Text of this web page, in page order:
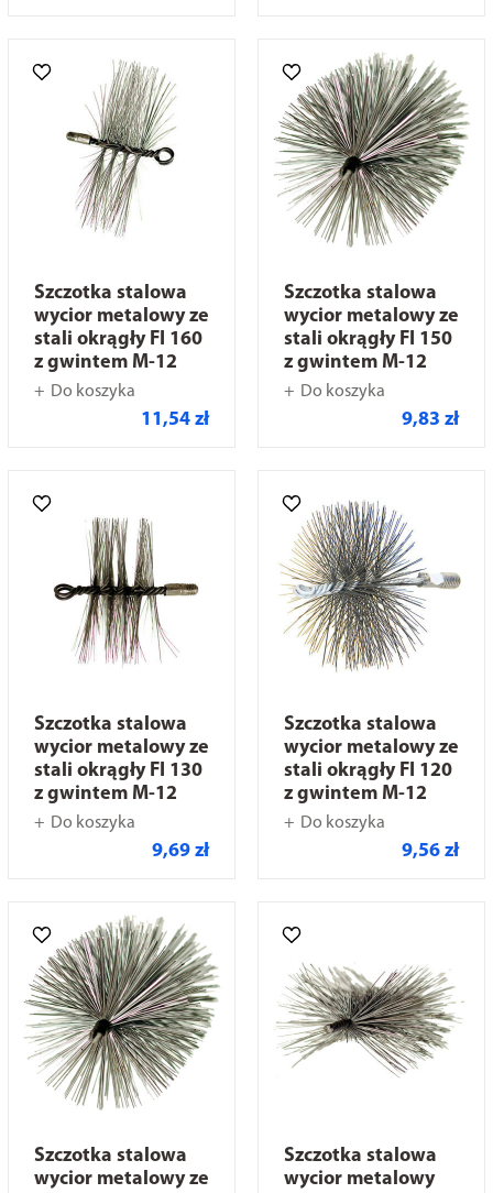
Szczotka stalowa
wycior metalowy ze
stali okrągły FI 160
z gwintem M-12
Do koszyka
11,54 zł
Szczotka stalowa
wycior metalowy ze
stali okrągły FI 150
z gwintem M-12
Do koszyka
9,83 zł
Szczotka stalowa
wycior metalowy ze
stali okrągły FI 130
z gwintem M-12
Do koszyka
9,69 zł
Szczotka stalowa
wycior metalowy ze
stali okrągły FI 120
z gwintem M-12
Do koszyka
9,56 zł
Szczotka stalowa
wycior metalowy ze
Szczotka stalowa
wycior metalowy